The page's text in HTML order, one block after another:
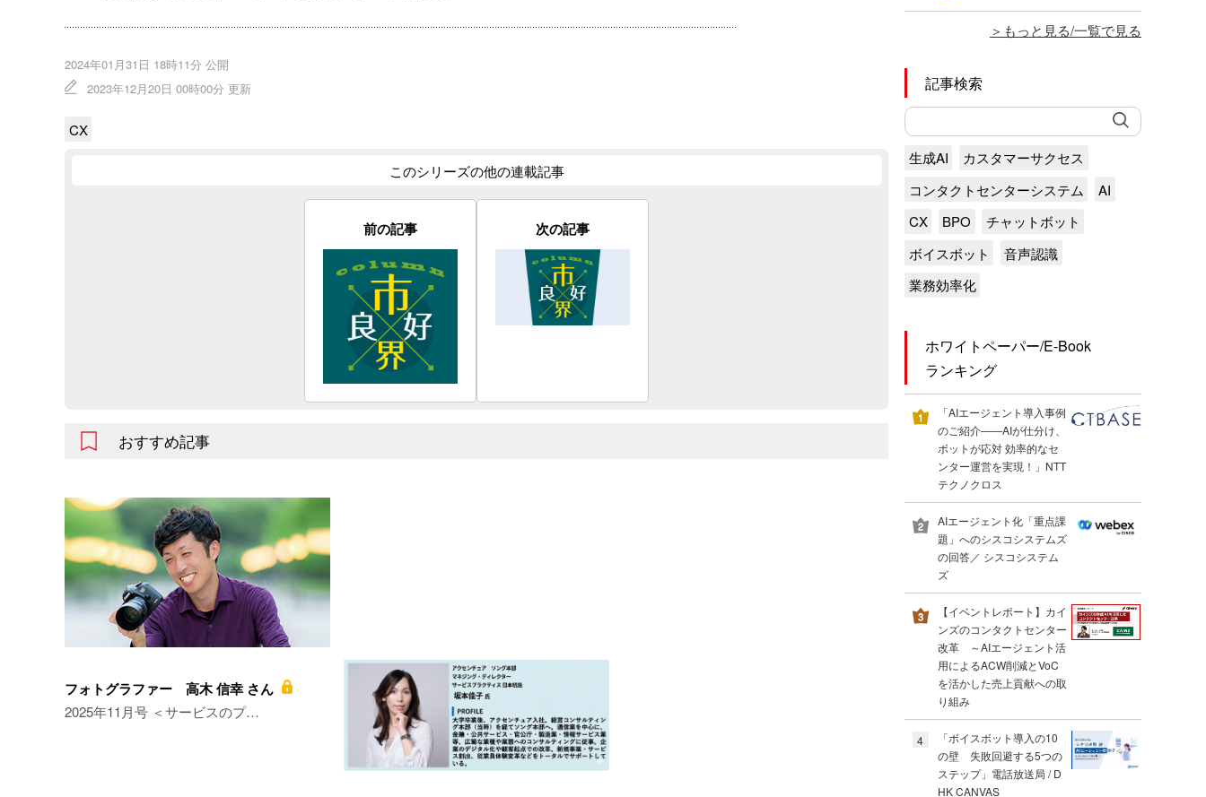
2024年01月31日 18時11分 公開
2023年12月20日 00時00分 更新
CX
このシリーズの他の連載記事
前の記事 次の記事
おすすめ記事
フォトグラファー 高木 信幸 さん
2025年11月号 ＜サービスのプ…
もっと見る/一覧で見る
記事検索
生成AI
カスタマーサクセス
コンタクトセンターシステム
AI
CX
BPO
チャットボット
ボイスボット
音声認識
業務効率化
ホワイトペーパー/E-Book
ランキング
「AIエージェント導入事例
のご紹介――AIが仕分け、
ボットが応対 効率的なセ
ンター運営を実現！」NTT
テクノクロス
AIエージェント化「重点課
題」へのシスコシステムズ
の回答／ シスコシステム
ズ
【イベントレポート】カイ
ンズのコンタクトセンター
改革 ～AIエージェント活
用によるACW削減とVoC
を活かした売上貢献への取
り組み
4
「ボイスボット導入の10
の壁 失敗回避する5つの
ステップ」電話放送局 / D
HK CANVAS